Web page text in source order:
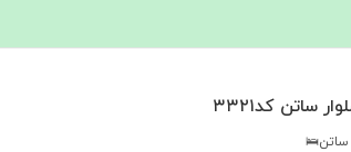
ساتن کد۳۳۲۱